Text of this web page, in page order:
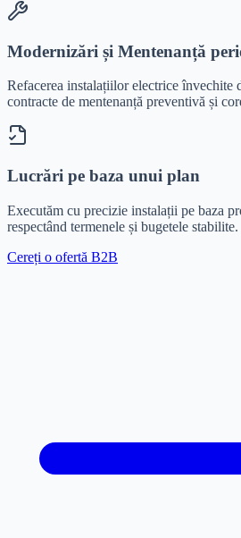
Modernizări și Mentenanță
Refacerea instalațiilor electrice învechite
contracte de mentenanță preventivă și
Lucrări pe baza unui plan
Executăm cu precizie instalații pe baza
respectând termenele și bugetele stabilite.
Cereți o ofertă B2B